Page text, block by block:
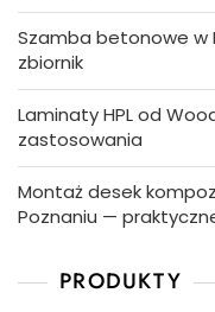
Szamba betonowe w
zbiornik
Laminaty HPL od
zastosowania
Montaż desek
Poznaniu —
PRODUKTY